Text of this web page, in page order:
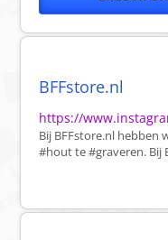
BFFstore.nl
https://
Bij BFFstore.nl hebben
#hout te #graveren. Bij